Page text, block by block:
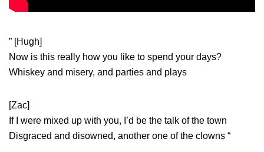
” [Hugh]
Now is this really how you like to spend your days?
Whiskey and misery, and parties and plays
[Zac]
If I were mixed up with you, I’d be the talk of the town
Disgraced and disowned, another one of the clowns “